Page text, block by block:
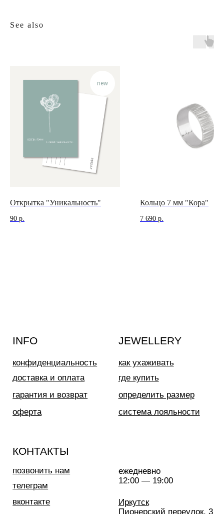
See also
new
Открытка "Уникальность"
90 р.
Кольцо 7 мм "Кора"
7 690 р.
позвонить нам ежедневно
12:00 — 19:00
Иркутск
Пионерский переулок, 3
телеграм-канал